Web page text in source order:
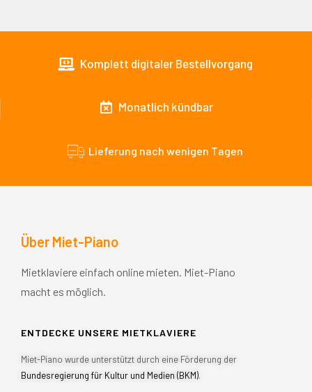
Komplett digitaler Bestellvorgang
Monatlich kündbar
Lieferung nach wenigen Tagen
Über Miet-Piano
Mietklaviere einfach online mieten. Miet-Piano
macht es möglich.
ENTDECKE UNSERE MIETKLAVIERE
Miet-Piano wurde unterstützt durch eine Förderung der
Bundesregierung für Kultur und Medien (BKM).